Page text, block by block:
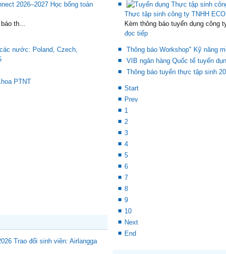
Học bổng toàn
th...
nước: Poland, Czech,
PTNT
Trao đổi sinh viên: Airlangga
Thực tập sinh công ty TNHH
Kèm thông báo tuyển dụng công
đọc tiếp
Thông báo Workshop" Kỹ năng
VIB ngân hàng Quốc tế tuyển
Thông báo tuyển thực tập sinh
Start
Prev
1
2
3
4
5
6
7
8
9
10
Next
End